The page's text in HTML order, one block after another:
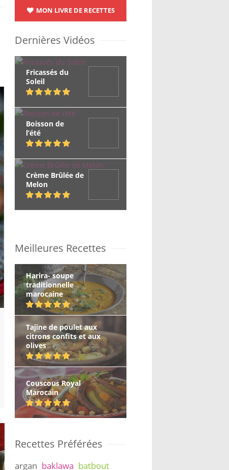
MON LIVRE DE RECETTES
Dernières Vidéos
Fricassés du
Soleil
Boisson de
l’été
Crème Brûlée de
Melon
Meilleures Recettes
Harira- soupe
traditionnelle
marocaine
Tajine de poulet aux
citrons confits et aux
olives
Couscous Royal
Marocain
Recettes Préférées
argan baklawa batbout